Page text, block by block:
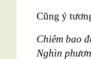
Cũng ý
Chiêm bao
Nghìn